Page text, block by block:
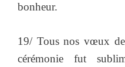
bonheur.
19/ Tous nos vœux
cérémonie fut